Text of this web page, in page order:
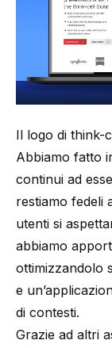
Il logo di think-
Abbiamo fatto
continui ad
restiamo fedeli
utenti si
abbiamo
ottimizzandolo
e
di contesti.
Grazie ad altri